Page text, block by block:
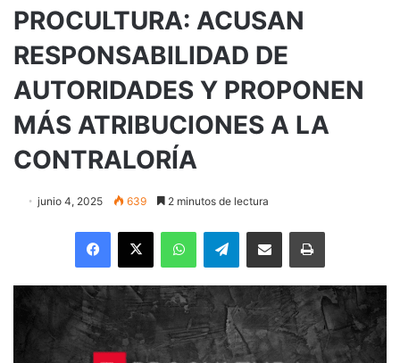
PROCULTURA: ACUSAN
RESPONSABILIDAD DE
AUTORIDADES Y PROPONEN
MÁS ATRIBUCIONES A LA
CONTRALORÍA
junio 4, 2025 639 2 minutos de lectura
Facebook
X WhatsAppTelegramEnviar vía email Imprimir